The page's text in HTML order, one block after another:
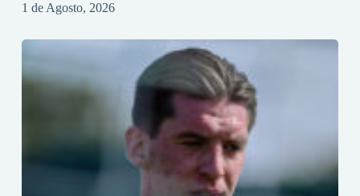
1 de Agosto, 2026